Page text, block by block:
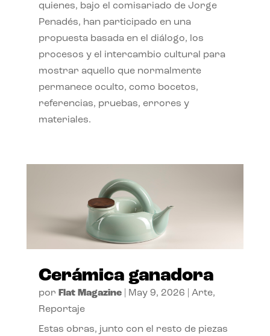
quienes, bajo el comisariado de Jorge
Penadés, han participado en una
propuesta basada en el diálogo, los
procesos y el intercambio cultural para
mostrar aquello que normalmente
permanece oculto, como bocetos,
referencias, pruebas, errores y
materiales.
Cerámica ganadora
por Flat Magazine| May 9, 2026 Arte,
Reportaje
Estas obras, junto con el resto de piezas